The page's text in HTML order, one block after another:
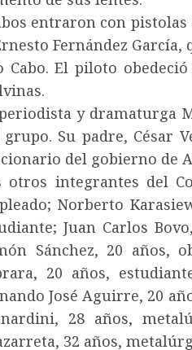
entraron con pistolas
Fernández
Cabo. El piloto
y dramaturga
grupo. Su padre, César
del gobierno de
otros integrantes del
Norberto
Juan Carlos
Sánchez, 20 años,
20 años,
José Aguirre, 20
28 años,
32 años,